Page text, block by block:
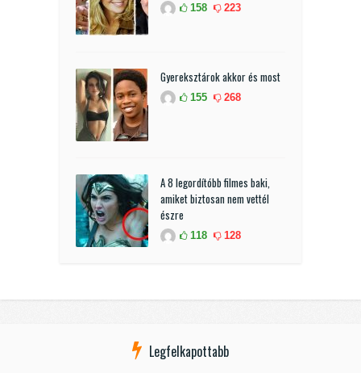
158 223
Gyereksztárok akkor és most
155 268
A 8 legordítóbb filmes baki,
amiket biztosan nem vettél
észre
118 128
Legfelkapottabb